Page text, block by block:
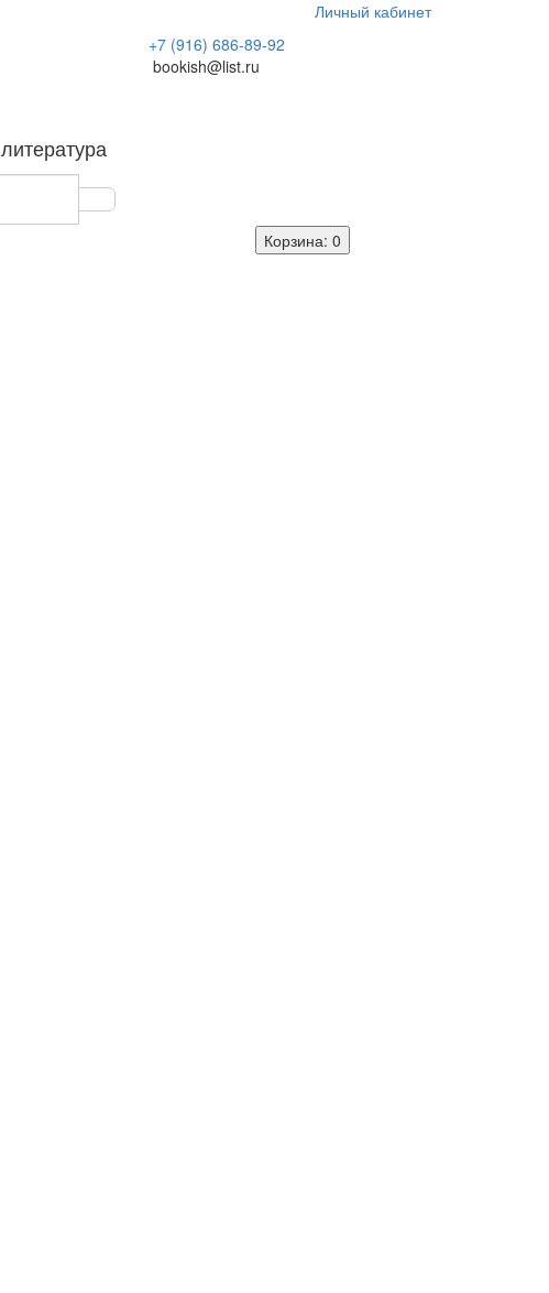
Личный кабинет
литература
+7 (916) 686-89-92
bookish@list.ru
Корзина: 0